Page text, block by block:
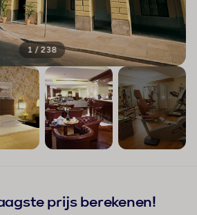
1 / 238
prijs berekenen!